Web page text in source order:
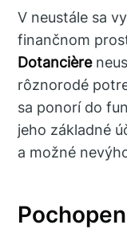
V neustále sa
finančnom
Dotancière
rôznorodé
sa ponorí do
jeho základné
a možné